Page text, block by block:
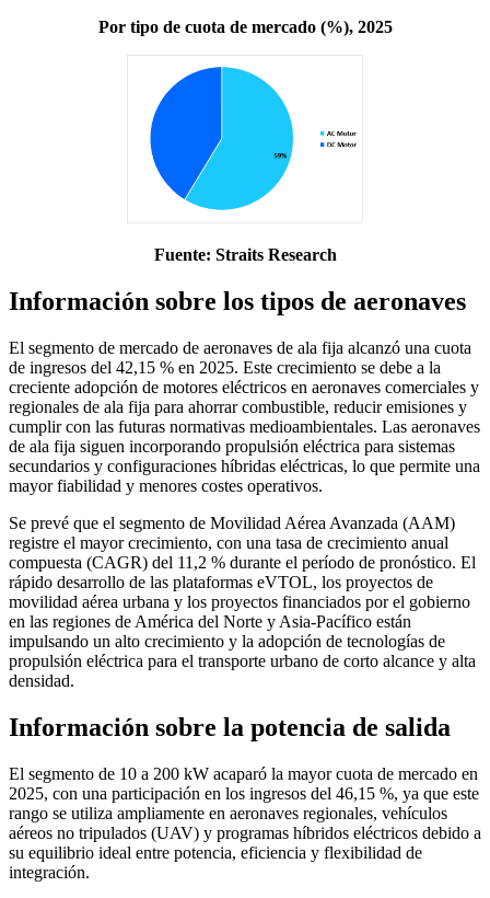
Por tipo de cuota de mercado (%), 2025
Fuente: Straits Research
Información sobre los tipos de aeronaves
El segmento de mercado de aeronaves de ala fija alcanzó una cuota
de ingresos del 42,15 % en 2025. Este crecimiento se debe a la
creciente adopción de motores eléctricos en aeronaves comerciales y
regionales de ala fija para ahorrar combustible, reducir emisiones y
cumplir con las futuras normativas medioambientales. Las aeronaves
de ala fija siguen incorporando propulsión eléctrica para sistemas
secundarios y configuraciones híbridas eléctricas, lo que permite una
mayor fiabilidad y menores costes operativos.
Se prevé que el segmento de Movilidad Aérea Avanzada (AAM)
registre el mayor crecimiento, con una tasa de crecimiento anual
compuesta (CAGR) del 11,2 % durante el período de pronóstico. El
rápido desarrollo de las plataformas eVTOL, los proyectos de
movilidad aérea urbana y los proyectos financiados por el gobierno
en las regiones de América del Norte y Asia-Pacífico están
impulsando un alto crecimiento y la adopción de tecnologías de
propulsión eléctrica para el transporte urbano de corto alcance y alta
densidad.
Información sobre la potencia de salida
El segmento de 10 a 200 kW acaparó la mayor cuota de mercado en
2025, con una participación en los ingresos del 46,15 %, ya que este
rango se utiliza ampliamente en aeronaves regionales, vehículos
aéreos no tripulados (UAV) y programas híbridos eléctricos debido a
su equilibrio ideal entre potencia, eficiencia y flexibilidad de
integración.